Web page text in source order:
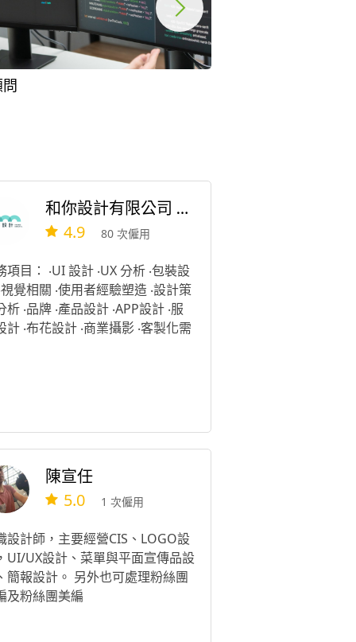
和你設計有限公司 Hannee Design
4.9 80 次僱用
項目： ‧UI 設計 ‧UX 分析 ‧包裝設
視覺相關 ‧使用者經驗塑造 ‧設計策
析 ‧品牌 ‧產品設計 ‧APP設計 ‧服
計 ‧布花設計 ‧商業攝影 ‧客製化需
陳宣任
5.0 1 次僱用
設計師，主要經營CIS、LOGO設
UI/UX設計、菜單與平面宣傳品設
簡報設計。 另外也可處理粉絲團
及粉絲團美編